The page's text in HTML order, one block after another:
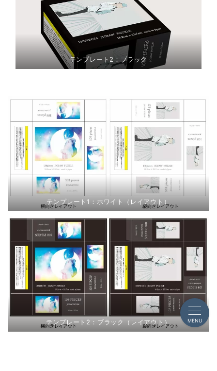
テンプレート2：ブラック
テンプレート1：ホワイト（レイアウト）
テンプレート2：ブラック（レイアウト） MENU